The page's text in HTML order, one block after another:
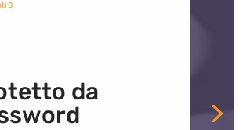
0
da